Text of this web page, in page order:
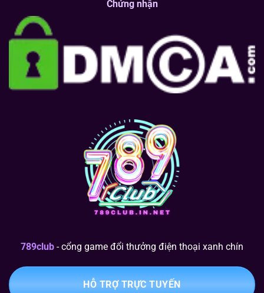
Chứng nhận
789club - cổng game đổi thưởng điện thoại xanh chín
HỖ TRỢ TRỰC TUYẾN